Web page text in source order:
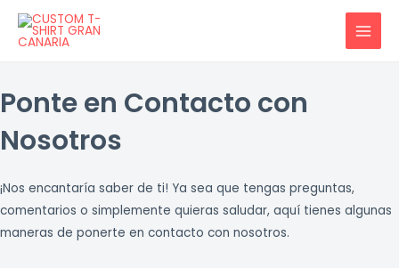
Ponte en Contacto con
Nosotros
¡Nos encantaría saber de ti! Ya sea que tengas preguntas,
comentarios o simplemente quieras saludar, aquí tienes algunas
maneras de ponerte en contacto con nosotros.